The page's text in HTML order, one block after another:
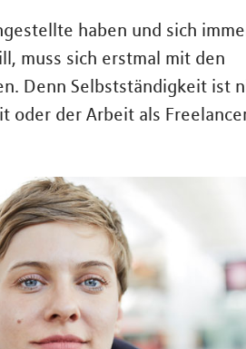
haben und sich
muss sich erstmal mit den
Denn Selbstständigkeit ist
der Arbeit als